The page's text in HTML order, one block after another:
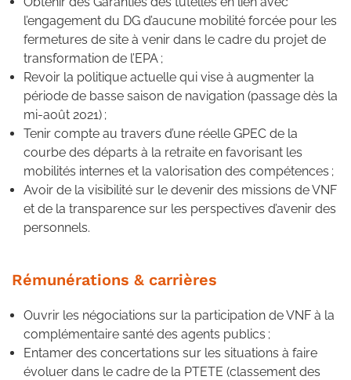
l’engagement du DG d’aucune mobilité forcée pour les
fermetures de site à venir dans le cadre du projet de
transformation de l’EPA ;
Revoir la politique actuelle qui vise à augmenter la
période de basse saison de navigation (passage dès la
mi-août 2021) ;
Tenir compte au travers d’une réelle GPEC de la
courbe des départs à la retraite en favorisant les
mobilités internes et la valorisation des compétences ;
Avoir de la visibilité sur le devenir des missions de VNF
et de la transparence sur les perspectives d’avenir des
personnels.
Rémunérations & carrières
Ouvrir les négociations sur la participation de VNF à la
complémentaire santé des agents publics ;
Entamer des concertations sur les situations à faire
évoluer dans le cadre de la PTETE (classement des